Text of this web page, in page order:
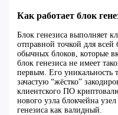
Как работает блок
Блок генезиса выполняет
отправной точкой для
обычных блоков, которые
блок генезиса не имеет
первым. Его уникальность
зачастую “жёстко”
клиентского ПО
нового узла блокчейна
генезиса как валидный.